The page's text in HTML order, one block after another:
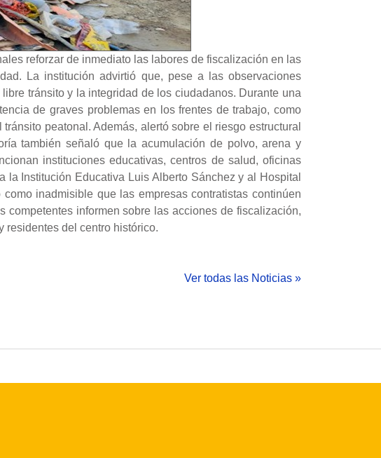
reforzar de inmediato las labores de fiscalización en las
La institución advirtió que, pese a las observaciones
tránsito y la integridad de los ciudadanos. Durante una
de graves problemas en los frentes de trabajo, como
peatonal. Además, alertó sobre el riesgo estructural
también señaló que la acumulación de polvo, arena y
instituciones educativas, centros de salud, oficinas
Institución Educativa Luis Alberto Sánchez y al Hospital
inadmisible que las empresas contratistas continúen
informen sobre las acciones de fiscalización,
residentes del centro histórico.
Ver todas las Noticias »